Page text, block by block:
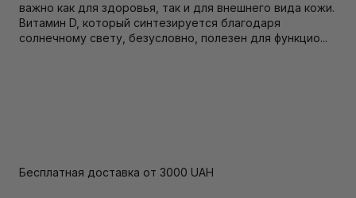
важно как для здоровья, так и для внешнего вида кожи.
Витамин D, который синтезируется благодаря
солнечному свету, безусловно, полезен для функцио...
Бесплатная доставка от 3000 UAH